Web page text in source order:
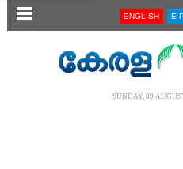
SECTIONS ENGLISH E-
SUNDAY, 09